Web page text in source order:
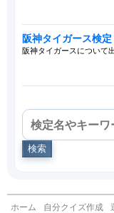
阪神タイガース検定
阪神タイガースについて
検索
ホーム 自分クイズ作成